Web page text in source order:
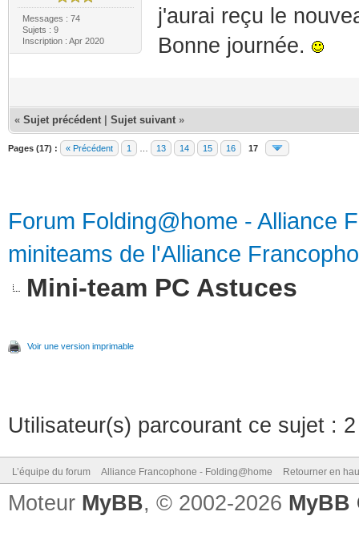
Messages : 74
Sujets : 9
Inscription : Apr 2020
j'aurai reçu le
Bonne journée.
« Sujet précédent Sujet suivant »
Pages (17) : « Précédent 1 13 14 15 16 17
Forum Folding@home - Alliance
miniteams de l'Alliance
Mini-team PC Astuces
Voir une version imprimable
Utilisateur(s) parcourant ce sujet :
L’équipe du forum Alliance Francophone - Folding@home Retourner en
Moteur MyBB, © 2002-2026 MyBB